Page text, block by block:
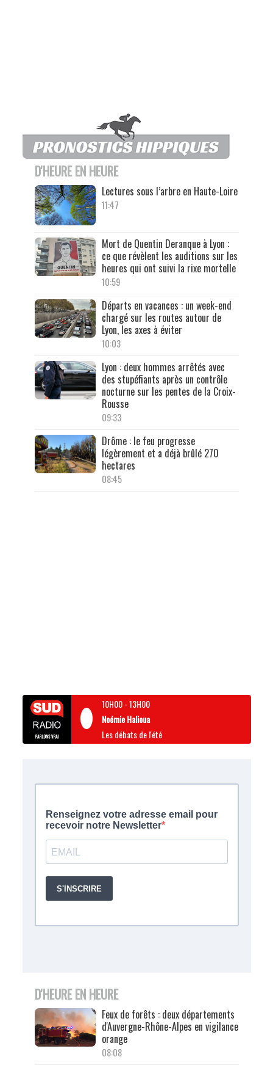
D'HEURE EN HEURE
Lectures sous l’arbre en Haute-Loire
11:47
Mort de Quentin Deranque à Lyon :
ce que révèlent les auditions sur les
heures qui ont suivi la rixe mortelle
10:59
Départs en vacances : un week-end
chargé sur les routes autour de
Lyon, les axes à éviter
10:03
Lyon : deux hommes arrêtés avec
des stupéfiants après un contrôle
nocturne sur les pentes de la Croix-
Rousse
09:33
Drôme : le feu progresse
légèrement et a déjà brûlé 270
hectares
08:45
10H00-13H00
Noémie Halioua
Les débats de l'été
D'HEURE EN HEURE
Feux de forêts : deux départements
d'Auvergne-Rhône-Alpes en vigilance
orange
08:08